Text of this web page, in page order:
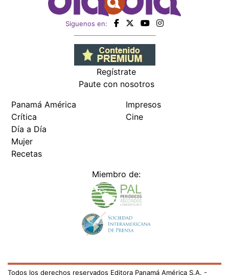
Siguenos en:
Regístrate
Paute con nosotros
Panamá América
Crítica
Día a Día
Mujer
Recetas
Impresos
Cine
Miembro de:
Todos los derechos reservados Editora Panamá América S.A. -